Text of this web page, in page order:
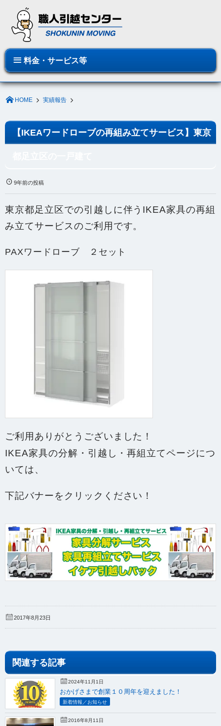
料金・サービス等
HOME 実績報告
【IKEAワードローブの再組み立てサービス】東京
9年前の投稿
東京都足立区での引越しに伴うIKEA家具の再組
み立てサービスのご利用です。
PAXワードローブ ２セット
ご利用ありがとうございました！
IKEA家具の分解・引越し・再組立てページにつ
いては、
下記バナーをクリックください！
2017年8月23日
関連する記事
2024年11月1日
おかげさまで創業１０周年を迎えました！
新着情報／お知らせ
2016年8月11日